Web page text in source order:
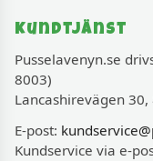
Kundtjänst
Pusselavenyn.se
8003)
Lancashirevägen
E-post:
Kundservice via e-